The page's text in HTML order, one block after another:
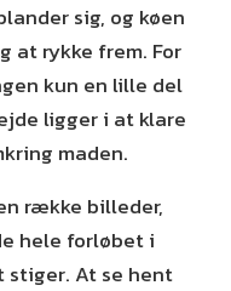
sig, og køen
at rykke frem. For
kun en lille del
ligger i at klare
maden.
række billeder,
hele forløbet i
stiger. At se hent